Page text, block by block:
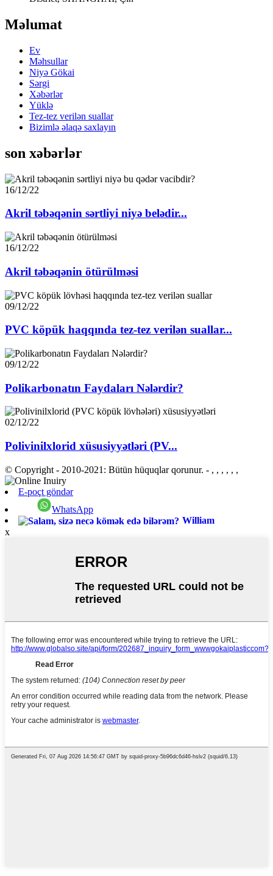
Məlumat
Ev
Məhsullar
Niyə Gökai
Sərgi
Xəbərlər
Yüklə
Tez-tez verilən suallar
Bizimlə əlaqə saxlayın
son xəbərlər
16/12/22
Akril təbəqənin sərtliyi niyə belədir...
16/12/22
Akril təbəqənin ötürülməsi
09/12/22
PVC köpük haqqında tez-tez verilən suallar...
09/12/22
Polikarbonatın Faydaları Nələrdir?
02/12/22
Polivinilxlorid xüsusiyyətləri (PV...
© Copyright - 2010-2021: Bütün hüquqlar qorunur. - , , , , , ,
E-poçt göndər
WhatsApp
William
x